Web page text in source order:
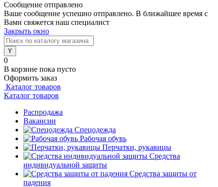
Сообщение отправлено
Ваше сообщение успешно отправлено. В ближайшее время с
Вами свяжется наш специалист
Закрыть окно
0
В корзине пока пусто
Оформить заказ
Каталог товаров
Каталог товаров
Распродажа
Вакансии
Спецодежда
Рабочая обувь
Перчатки, рукавицы
Средства
индивидуальной защиты
Средства защиты от
падения